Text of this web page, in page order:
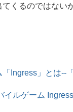
くるのではない
Ingress」とは--
イルゲーム